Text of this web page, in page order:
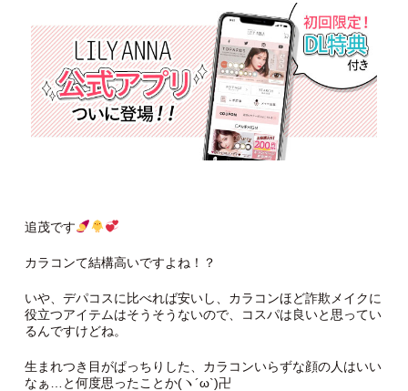
追茂です
カラコンて結構高いですよね！？
いや、デパコスに比べれば安いし、カラコンほど詐欺メイクに
役立つアイテムはそうそうないので、コスパは良いと思ってい
るんですけどね。
生まれつき目がぱっちりした、カラコンいらずな顔の人はいい
なぁ…と何度思ったことか(ヽ´ω`)卍